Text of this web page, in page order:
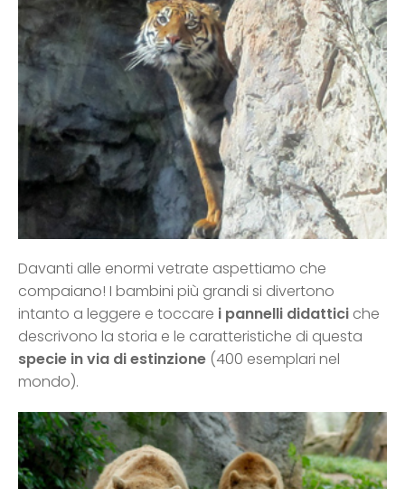
Davanti alle enormi vetrate aspettiamo che
compaiano! I bambini più grandi si divertono
intanto a leggere e toccare i pannelli didattici che
descrivono la storia e le caratteristiche di questa
specie in via di estinzione (400 esemplari nel
mondo).